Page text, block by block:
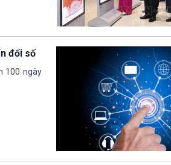
đổi số
100 ngày